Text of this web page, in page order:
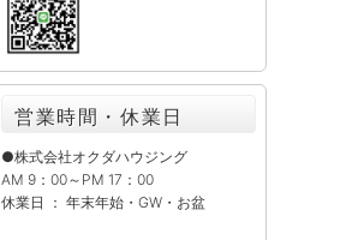
営業時間・休業日
●株式会社オクダハウジング
AM 9：00～PM 17：00
休業日 ： 年末年始・GW・お盆